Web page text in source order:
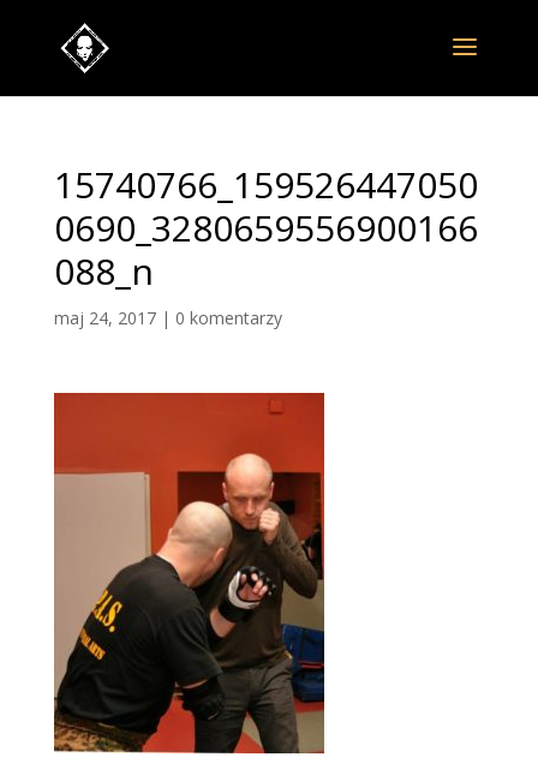
15740766_159526447050
0690_3280659556900166
088_n
maj 24, 2017| 0 komentarzy